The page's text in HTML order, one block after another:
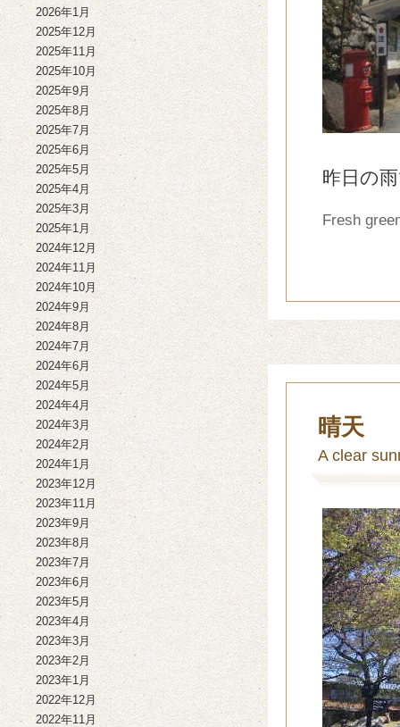
2026年1月
2025年12月
2025年11月
2025年10月
2025年9月
2025年8月
2025年7月
2025年6月
2025年5月
2025年4月
2025年3月
2025年1月
2024年12月
2024年11月
2024年10月
2024年9月
2024年8月
2024年7月
2024年6月
2024年5月
2024年4月
2024年3月
2024年2月
2024年1月
2023年12月
2023年11月
2023年9月
2023年8月
2023年7月
2023年6月
2023年5月
2023年4月
2023年3月
2023年2月
2023年1月
2022年12月
2022年11月
昨日の
Fresh
晴天
A clear